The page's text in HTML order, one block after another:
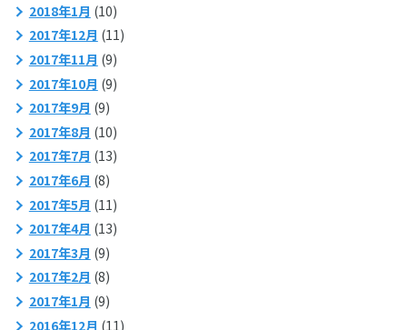
2018年1月 (10)
2017年12月 (11)
2017年11月 (9)
2017年10月 (9)
2017年9月 (9)
2017年8月 (10)
2017年7月 (13)
2017年6月 (8)
2017年5月 (11)
2017年4月 (13)
2017年3月 (9)
2017年2月 (8)
2017年1月 (9)
2016年12月 (11)